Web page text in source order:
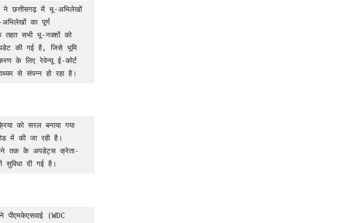
का पूर्ण
तहत सभी भू-नक्शों को
की गई है, जिसे भूमि
के लिए रेवेन्यू ई-कोर्ट
से संपन्न हो रहा है।
में की जा रही है।
होने तक के अपडेट्स क्रेता-
सुविधा दी गई है।